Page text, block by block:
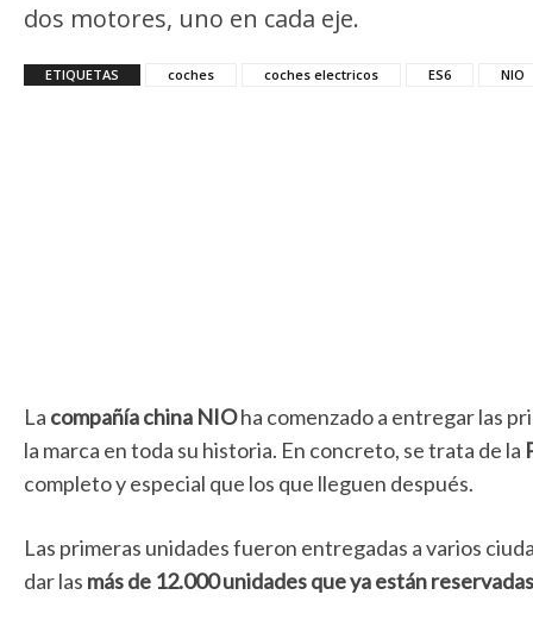
dos motores, uno en cada eje.
ETIQUETAS coches coches electricos ES6 NIO
La compañía china NIOha comenzado a entregar las
la marca en toda su historia. En concreto, se trata de la
completo y especial que los que lleguen después.
Las primeras unidades fueron entregadas a varios
dar las más de 12.000 unidades que ya están reservadas